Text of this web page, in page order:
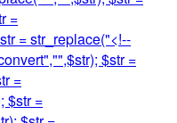
=
= str_replace("<!--
$str =
=
$str =